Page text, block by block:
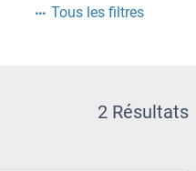
Tous les filtres
2 Résultats